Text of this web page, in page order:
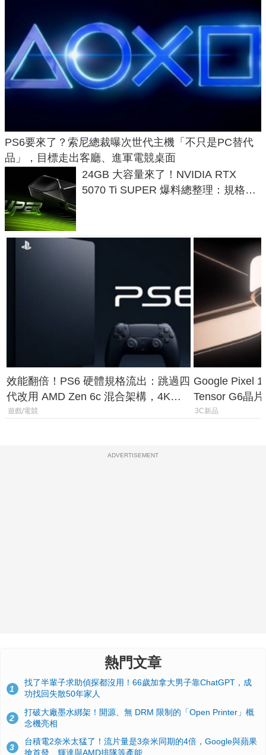
PS6要來了？索尼總裁曝次世代主機「不只是PC替代
品」，目標走出客廳、進軍電競桌面
24GB 大容量來了！NVIDIA RTX
5070 Ti SUPER 爆料總整理：規格、
效能翻倍！PS6 硬體規格流出：跳過四
代改用 AMD Zen 6c 混合架構，4K
120fps 與全光追時代來臨
遊戲/電競
Google Pixel
Tensor G6晶
元
3C新品
ADVERTISEMENT
熱門文章
1
找了半輩子求助偵探都沒用！66歲加拿大男子靠ChatGPT，成
功找回失散50年家人
2
打破大廠墨水綁架！開源、無 DRM 限制的「Open Printer」概
念機亮相
3
台積電2奈米太猛了！流片量是3奈米同期的4倍，Google與蘋果
搶首發、輝達與AMD排隊等產能